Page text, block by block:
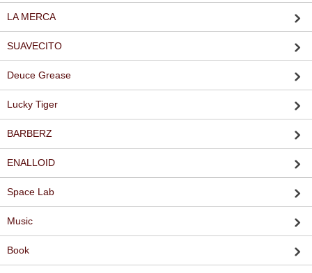
LA MERCA
SUAVECITO
Deuce Grease
Lucky Tiger
BARBERZ
ENALLOID
Space Lab
Music
Book